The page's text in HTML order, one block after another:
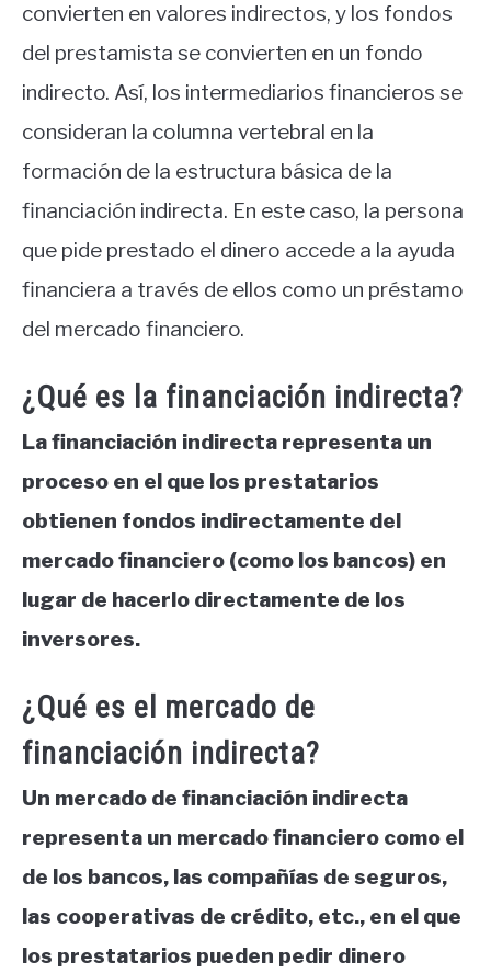
convierten en valores indirectos, y los fondos
del prestamista se convierten en un fondo
indirecto. Así, los intermediarios financieros se
consideran la columna vertebral en la
formación de la estructura básica de la
financiación indirecta. En este caso, la persona
que pide prestado el dinero accede a la ayuda
financiera a través de ellos como un préstamo
del mercado financiero.
¿Qué es la financiación indirecta?
La financiación indirecta representa un
proceso en el que los prestatarios
obtienen fondos indirectamente del
mercado financiero (como los bancos) en
lugar de hacerlo directamente de los
inversores.
¿Qué es el mercado de
financiación indirecta?
Un mercado de financiación indirecta
representa un mercado financiero como el
de los bancos, las compañías de seguros,
las cooperativas de crédito, etc., en el que
los prestatarios pueden pedir dinero